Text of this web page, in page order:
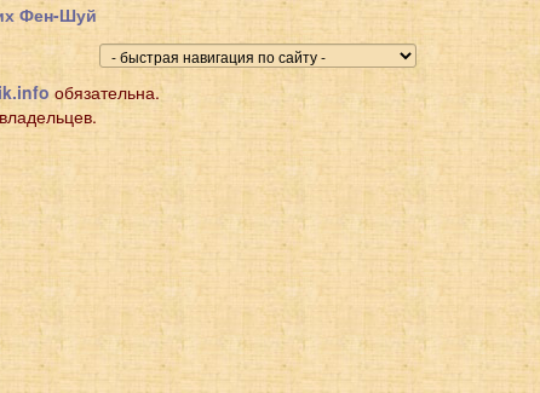
Фен-Шуй
обязательна.